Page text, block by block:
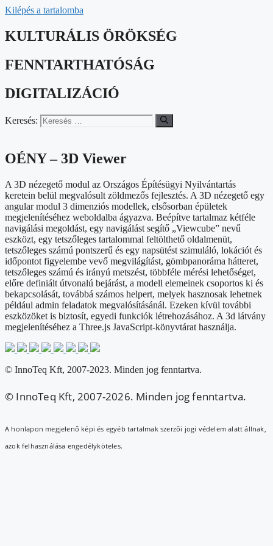
Kilépés a tartalomba
KULTURÁLIS ÖRÖKSÉG
FENNTARTHATÓSÁG
DIGITALIZÁCIÓ
Keresés:
OÉNY – 3D Viewer
A 3D nézegető modul az Országos Építésügyi Nyilvántartás
keretein belül megvalósult zöldmezős fejlesztés. A 3D nézegető egy
angular modul 3 dimenziós modellek, elsősorban épületek
megjelenítéséhez weboldalba ágyazva. Beépítve tartalmaz kétféle
navigálási megoldást, egy navigálást segítő „Viewcube” nevű
eszközt, egy tetszőleges tartalommal feltölthető oldalmenüt,
tetszőleges számú pontszerű és egy napsütést szimuláló, lokációt és
időpontot figyelembe vevő megvilágítást, gömbpanoráma hátteret,
tetszőleges számú és irányú metszést, többféle mérési lehetőséget,
előre definiált útvonalú bejárást, a modell elemeinek csoportos ki és
bekapcsolását, továbbá számos helpert, melyek hasznosak lehetnek
például admin feladatok megvalósításánál. Ezeken kívül további
eszközöket is biztosít, egyedi funkciók létrehozásához. A 3d látvány
megjelenítéséhez a Three.js JavaScript-könyvtárat használja.
© InnoTeq Kft, 2007-2023. Minden jog fenntartva.
© InnoTeq Kft, 2007-2026. Minden jog fenntartva.
A honlapon megjelenő képi és egyéb tartalmak szerzői jogi védelem alatt állnak,
azok felhasználása engedélyköteles.